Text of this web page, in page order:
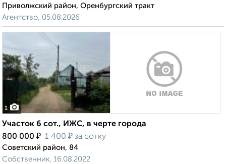
Приволжский район, Оренбургский тракт
Агентство, 05.08.2026
1
Участок 6 сот., ИЖС, в черте города
800 000 ₽ 1 400 ₽ за сотку
Советский район, 84
Собственник, 16.08.2022